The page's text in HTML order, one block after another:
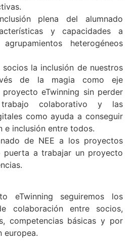
plena del alumnado
y capacidades a
heterogéneos
la inclusión de nuestros
de la magia como eje
eTwinning sin perder
colaborativo y las
como ayuda a conseguir
e inclusión entre todos.
de NEE a los proyectos
puerta a trabajar un proyecto
eTwinning seguiremos los
colaboración entre socios,
competencias básicas y por
europea.